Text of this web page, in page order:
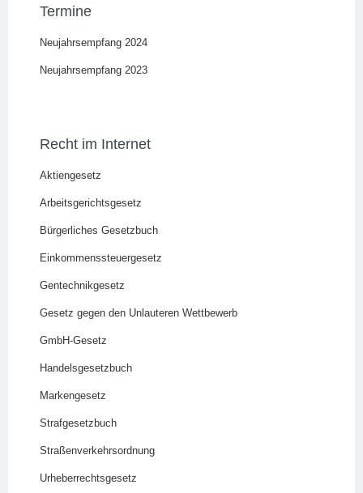
Termine
Neujahrsempfang 2024
Neujahrsempfang 2023
Recht im Internet
Aktiengesetz
Arbeitsgerichtsgesetz
Bürgerliches Gesetzbuch
Einkommenssteuergesetz
Gentechnikgesetz
Gesetz gegen den Unlauteren Wettbewerb
GmbH-Gesetz
Handelsgesetzbuch
Markengesetz
Strafgesetzbuch
Straßenverkehrsordnung
Urheberrechtsgesetz